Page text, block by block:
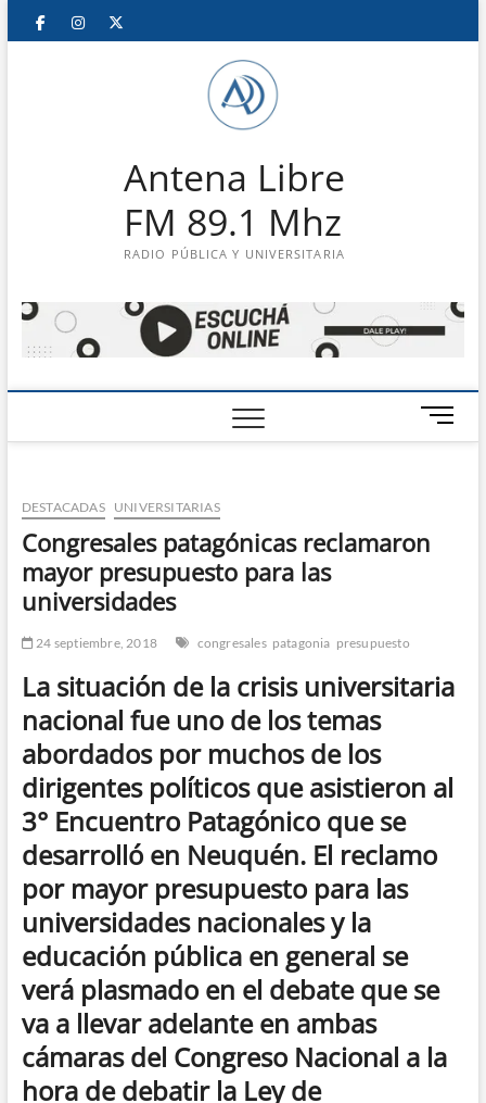
Saltar
FacebookInstagram
Antena Libre
FM 89.1 Mhz
RADIO PÚBLICA Y UNIVERSITARIA
B
o
e
DESTACADAS UNIVERSITARIAS
Congresales patagónicas reclamaron
mayor presupuesto para las
universidades
24 septiembre, 2018 congresales patagonia presupuesto
La situación de la crisis universitaria
nacional fue uno de los temas
abordados por muchos de los
dirigentes políticos que asistieron al
3° Encuentro Patagónico que se
desarrolló en Neuquén. El reclamo
por mayor presupuesto para las
universidades nacionales y la
educación pública en general se
verá plasmado en el debate que se
va a llevar adelante en ambas
cámaras del Congreso Nacional a la
hora de debatir la Ley de